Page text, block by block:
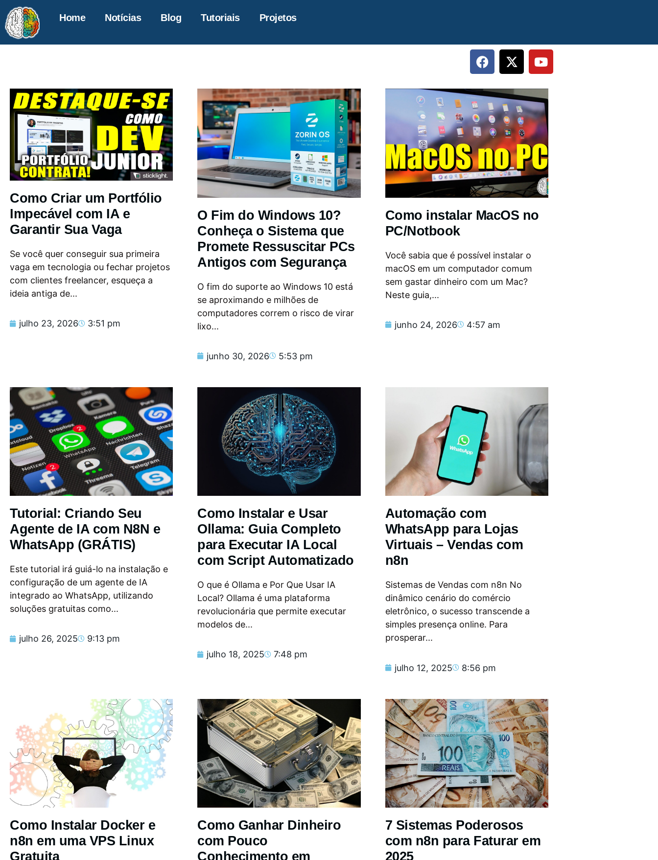
Home Notícias Blog Tutoriais Projetos
Como Criar um Portfólio
Impecável com IA e
Garantir Sua Vaga
Se você quer conseguir sua primeira
vaga em tecnologia ou fechar projetos
com clientes freelancer, esqueça a
ideia antiga de...
julho 23, 2026 3:51 pm
O Fim do Windows 10?
Conheça o Sistema que
Promete Ressuscitar PCs
Antigos com Segurança
O fim do suporte ao Windows 10 está
se aproximando e milhões de
computadores correm o risco de virar
lixo...
junho 30, 2026 5:53 pm
Como instalar MacOS no
PC/Notbook
Você sabia que é possível instalar o
macOS em um computador comum
sem gastar dinheiro com um Mac?
Neste guia,...
junho 24, 2026 4:57 am
Tutorial: Criando Seu
Agente de IA com N8N e
WhatsApp (GRÁTIS)
Este tutorial irá guiá-lo na instalação e
configuração de um agente de IA
integrado ao WhatsApp, utilizando
soluções gratuitas como...
julho 26, 2025 9:13 pm
Como Instalar e Usar
Ollama: Guia Completo
para Executar IA Local
com Script Automatizado
O que é Ollama e Por Que Usar IA
Local? Ollama é uma plataforma
revolucionária que permite executar
modelos de...
julho 18, 2025 7:48 pm
Automação com
WhatsApp para Lojas
Virtuais – Vendas com
n8n
Sistemas de Vendas com n8n No
dinâmico cenário do comércio
eletrônico, o sucesso transcende a
simples presença online. Para
prosperar...
julho 12, 2025 8:56 pm
Como Instalar Docker e
n8n em uma VPS Linux
Gratuita
Como Ganhar Dinheiro
com Pouco
Conhecimento em
7 Sistemas Poderosos
com n8n para Faturar em
2025